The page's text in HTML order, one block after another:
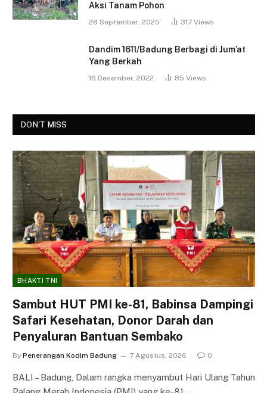
Aksi Tanam Pohon
28 September, 2025 317 Views
Dandim 1611/Badung Berbagi di Jum’at
Yang Berkah
16 Desember, 2022 85 Views
DON'T MISS
BHAKTI TNI
Sambut HUT PMI ke-81, Babinsa Dampingi
Safari Kesehatan, Donor Darah dan
Penyaluran Bantuan Sembako
By Penerangan Kodim Badung 7 Agustus, 2026 0
BALI – Badung, Dalam rangka menyambut Hari Ulang Tahun